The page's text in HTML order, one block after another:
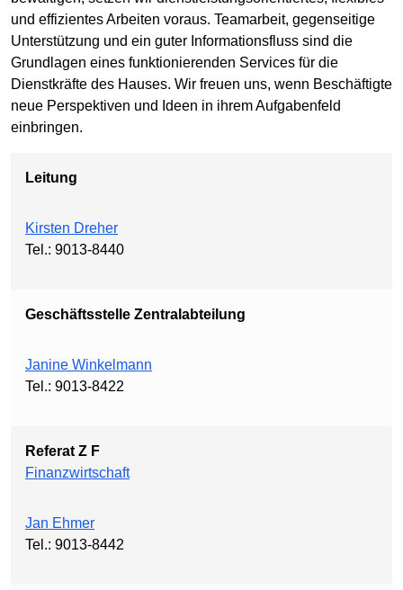
und effizientes Arbeiten voraus. Teamarbeit, gegenseitige
Unterstützung und ein guter Informationsfluss sind die
Grundlagen eines funktionierenden Services für die
Dienstkräfte des Hauses. Wir freuen uns, wenn Beschäftigte
neue Perspektiven und Ideen in ihrem Aufgabenfeld
einbringen.
Leitung
Kirsten Dreher
Tel.: 9013-8440
Geschäftsstelle Zentralabteilung
Janine Winkelmann
Tel.: 9013-8422
Referat Z F
Finanzwirtschaft
Jan Ehmer
Tel.: 9013-8442